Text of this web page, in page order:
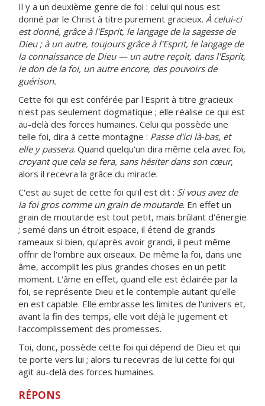
Il y a un deuxième genre de foi : celui qui nous est
donné par le Christ à titre purement gracieux. À celui-ci
est donné, grâce à l'Esprit, le langage de la sagesse de
Dieu ; à un autre, toujours grâce à l'Esprit, le langage de
la connaissance de Dieu — un autre reçoit, dans l'Esprit,
le don de la foi, un autre encore, des pouvoirs de
guérison.
Cette foi qui est conférée par l'Esprit à titre gracieux
n'est pas seulement dogmatique ; elle réalise ce qui est
au-delà des forces humaines. Celui qui possède une
telle foi, dira à cette montagne : Passe d'ici là-bas, et
elle y passera. Quand quelqu'un dira même cela avec foi,
croyant que cela se fera, sans hésiter dans son cœur,
alors il recevra la grâce du miracle.
C'est au sujet de cette foi qu'il est dit : Si vous avez de
la foi gros comme un grain de moutarde. En effet un
grain de moutarde est tout petit, mais brûlant d'énergie
; semé dans un étroit espace, il étend de grands
rameaux si bien, qu'après avoir grandi, il peut même
offrir de l'ombre aux oiseaux. De même la foi, dans une
âme, accomplit les plus grandes choses en un petit
moment. L'âme en effet, quand elle est éclairée par la
foi, se représente Dieu et le contemple autant qu'elle
en est capable. Elle embrasse les limites de l'univers et,
avant la fin des temps, elle voit déjà le jugement et
l'accomplissement des promesses.
Toi, donc, possède cette foi qui dépend de Dieu et qui
te porte vers lui ; alors tu recevras de lui cette foi qui
agit au-delà des forces humaines.
RÉPONS